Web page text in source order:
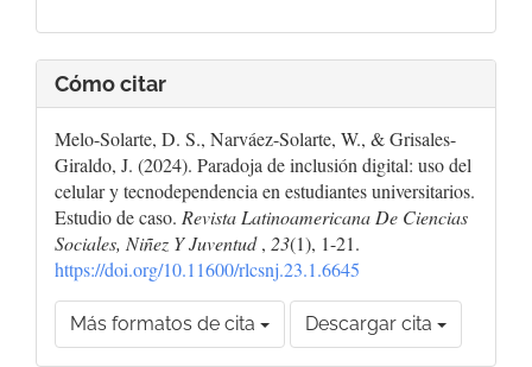
Cómo citar
Melo-Solarte, D. S., Narváez-Solarte, W., & Grisales-
Giraldo, J. (2024). Paradoja de inclusión digital: uso del
celular y tecnodependencia en estudiantes universitarios.
Estudio de caso. Revista Latinoamericana De Ciencias
Sociales, Niñez Y Juventud, 23(1), 1-21.
https://doi.org/10.11600/rlcsnj.23.1.6645
Más formatos de cita Descargar cita